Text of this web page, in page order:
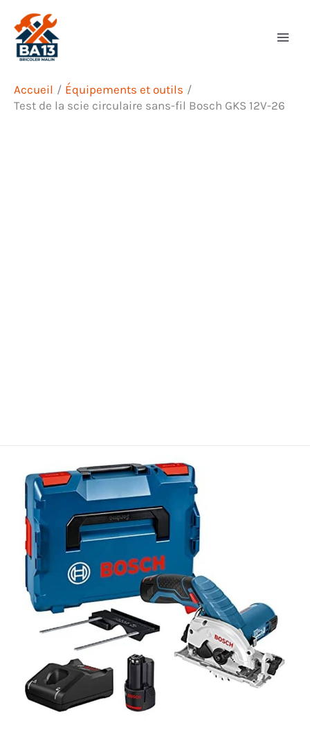
contenu
Accueil
Équipements et outils
Test de la scie circulaire sans-fil Bosch GKS 12V-26
Rechercher